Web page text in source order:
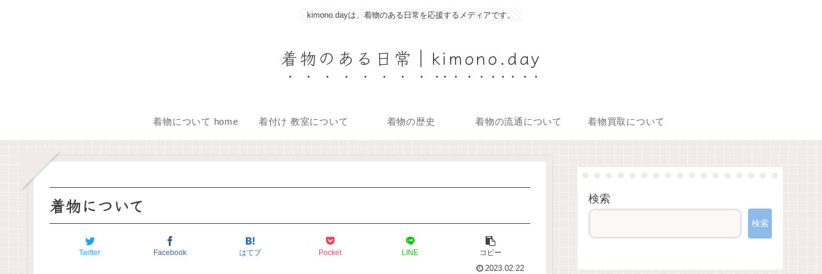
kimono.dayは、着物のある日常を応援するメディアです。
着物のある日常｜kimono.day
着物について home 着付け 教室について 着物の歴史 着物の流通について 着物買取について
着物について
Twitter Facebook はてブ Pocket LINE
コピー
2023.02.22
検索
検索